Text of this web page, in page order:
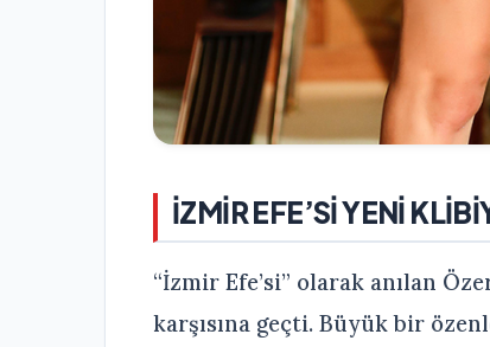
İZMİR EFE’Sİ YENİ
“İzmir Efe’si” olarak anılan
karşısına geçti. Büyük bir